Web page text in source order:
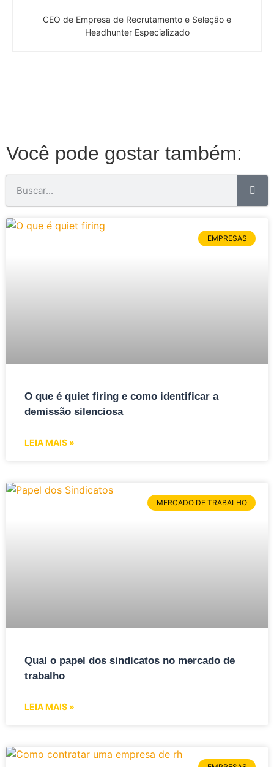
CEO de Empresa de Recrutamento e Seleção e
Headhunter Especializado
Você pode gostar também:
EMPRESAS
O que é quiet firing e como identificar a
demissão silenciosa
LEIA MAIS »
MERCADO DE TRABALHO
Qual o papel dos sindicatos no mercado de
trabalho
LEIA MAIS »